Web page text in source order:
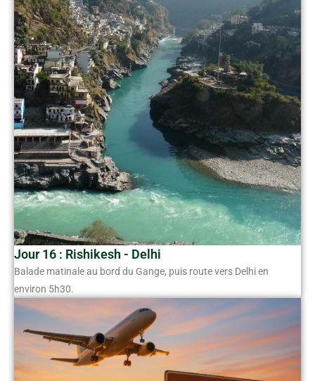
Jour 16 : Rishikesh - Delhi
Balade matinale au bord du Gange, puis route vers Delhi en
environ 5h30.